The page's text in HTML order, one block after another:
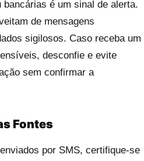
é um sinal de alerta.
de mensagens
sigilosos. Caso receba um
desconfie e evite
sem confirmar a
Fontes
por SMS, certifique-se